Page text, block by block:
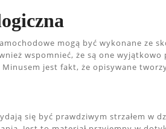
mogą być wykonane ze
wspomnieć, że są one
jest fakt, że opisywane
się być prawdziwym strzałem w